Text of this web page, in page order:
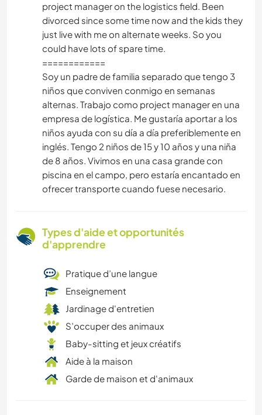
project manager on the logistics field. Been
divorced since some time now and the kids they
just live with me on alternate weeks. So you
could have lots of spare time.
============
Soy un padre de familia separado que tengo 3
niños que conviven conmigo en semanas
alternas. Trabajo como project manager en una
empresa de logística. Me gustaría aportar a los
niños ayuda con su día a día preferiblemente en
inglés. Tengo 2 niños de 15 y 10 años y una niña
de 8 años. Vivimos en una casa grande con
piscina en el campo, pero estaría encantado en
ofrecer transporte cuando fuese necesario.
Types d'aide et opportunités
d'apprendre
Pratique d’une langue
Enseignement
Jardinage d'entretien
S’occuper des animaux
Baby-sitting et jeux créatifs
Aide à la maison
Garde de maison et d'animaux